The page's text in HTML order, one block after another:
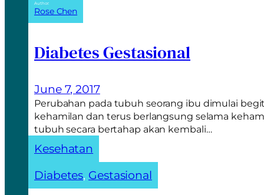
Author:
Rose Chen
Diabetes Gestasional
June 7, 2017
Perubahan pada tubuh seorang ibu dimulai
kehamilan dan terus berlangsung selama
tubuh secara bertahap akan kembali…
Kesehatan
Diabetes, Gestasional